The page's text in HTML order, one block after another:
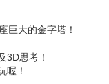
巨大的金字塔！
3D思考！
喔！